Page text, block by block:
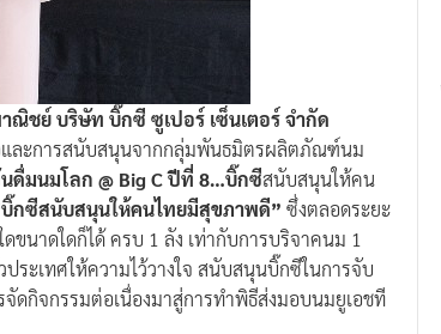
ชย์ บริษัท บิ๊กซี ซูเปอร์ เซ็นเตอร์ จำกัด
และการสนับสนุนจากกลุ่มพันธมิตรผลิตภัณฑ์นม
ดื่มนมโลก @ Big C ปีที่ 8…บิ๊กซีสนับสนุนให้คน
กซีสนับสนุนให้คนไทยมีสุขภาพดี” ซึ่งตลอดระยะ
นาดใดก็ได้ ครบ 1 ลัง เท่ากับการบริจาคนม 1
ะเทศให้ความไว้วางใจ สนับสนุนบิ๊กซีในการจับ
กิจกรรมต่อเนื่องมาสู่การทำพิธีส่งมอบนมยูเอชที